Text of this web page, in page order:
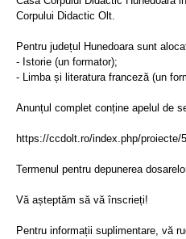
Corpului Didactic Olt.
Pentru județul Hunedoara sunt
- Istorie (un formator);
- Limba și literatura franceză (un
Anunțul complet conține apelul de
https://ccdolt.ro/index.php/proiecte/
Termenul pentru depunerea
Vă așteptăm să vă înscrieți!
Pentru informații suplimentare, vă